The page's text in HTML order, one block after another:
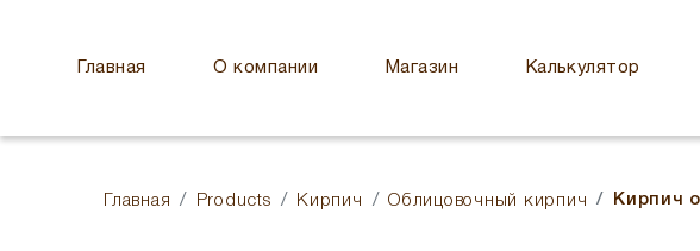
Главная О компании Магазин Калькулятор
Главная Products Кирпич Облицовочный кирпич Кирпич